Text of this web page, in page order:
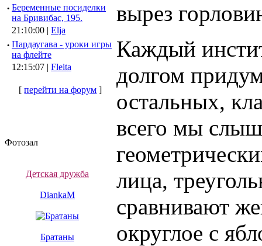
· Беременные посиделки
на Бривибас, 195.
21:10:00 | Elja
· Пардаугава - уроки игры
на флейте
12:15:07 | Fleita
[перейти на форум ]
Фотозал
Детская дружба
DiankaM
Братаны
вырез
Каждый
долгом
остальных,
всего мы
лица,
сравнивают
округлое с